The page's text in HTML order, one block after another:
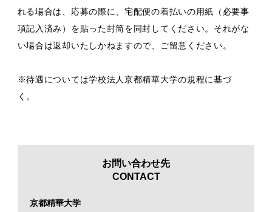
れる場合は、応募の際に、宅配便の着払いの用紙（必要事
項記入済み）を貼った封筒を同封してください。それがな
い場合は返却いたしかねますので、ご留意ください。
※待遇については学校法人京都精華大学の規程に基づ
く。
お問い合わせ先
CONTACT
京都精華大学